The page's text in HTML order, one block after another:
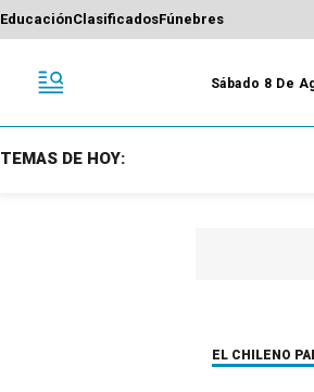
EducaciónClasificadosFúnebres
Sábado 8 De
TEMAS DE HOY:
EL CHILENO